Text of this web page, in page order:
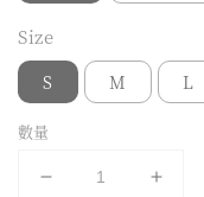
Size
S M L
數量